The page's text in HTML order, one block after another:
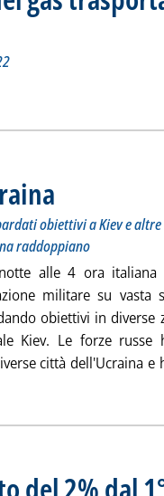
23 febbraio 2022
alle 12.47.
del gas
obiettivi a Kiev e altre
raddoppiano
alle 4 ora italiana
militare su vasta
obiettivi in diverse
Kiev. Le forze russe
città dell'Ucraina e